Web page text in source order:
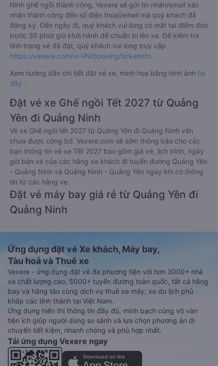
Ninh ghế ngồi thành công, Vexere sẽ gửi tin nhắn/email xác
nhận thành công đến số điện thoại/email mà quý khách đã
đăng ký. Đến ngày đi, quý khách vui lòng có mặt tại điểm đón
trước 30 phút giờ khởi hành để chuẩn bị lên xe. Để kiểm tra
tình trạng vé đã đặt, quý khách vui lòng truy cập
https://vexere.com/vi-VN/booking/ticketinfo
Xem hướng dẫn chi tiết đặt vé xe, minh họa bằng hình ảnh tại
đây .
Đặt vé xe Ghế ngồi Tết 2027 từ Quảng
Yên đi Quảng Ninh
Vé xe Ghế ngồi tết 2027 từ Quảng Yên đi Quảng Ninh vẫn
chưa được công bố. Vexere.com sẽ sớm thông báo cho các
bạn thông tin vé xe Tết 2027 bao gồm giá vé, lịch trình, ngày
giờ bán vé của các hãng xe khách đi tuyến đường Quảng Yên
- Quảng Ninh và Quảng Ninh - Quảng Yên ngay khi có thông
tin từ các hãng xe.
Đặt vé máy bay giá rẻ từ Quảng Yên đi
Quảng Ninh
Ứng dụng đặt vé Xe khách, Máy bay,
Tàu hoả và Thuê xe
Vexere - ứng dụng đặt vé đa phương tiện với hơn 3000+ nhà
xe chất lượng cao, 5000+ tuyến đường toàn quốc, tất cả hãng
bay và hãng tàu cùng dịch vụ thuê xe máy, xe du lịch phủ
khắp các tỉnh thành tại Việt Nam.
Ứng dụng hiển thị thông tin đầy đủ, minh bạch cùng vô vàn
tiện ích giúp người dùng so sánh và lựa chọn phương án di
chuyển tiết kiệm, nhanh chóng và phù hợp nhất.
Tải ứng dụng Vexere ngay